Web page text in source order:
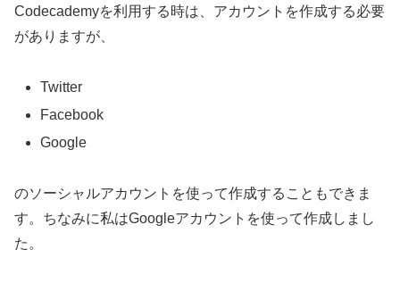
Codecademyを利用する時は、アカウントを作成する必要
がありますが、
Twitter
Facebook
Google
のソーシャルアカウントを使って作成することもできま
す。ちなみに私はGoogleアカウントを使って作成しまし
た。